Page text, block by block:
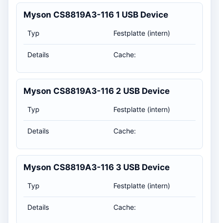
Myson CS8819A3-116 1 USB Device
Typ Festplatte (intern)
Details Cache:
Myson CS8819A3-116 2 USB Device
Typ Festplatte (intern)
Details Cache:
Myson CS8819A3-116 3 USB Device
Typ Festplatte (intern)
Details Cache: